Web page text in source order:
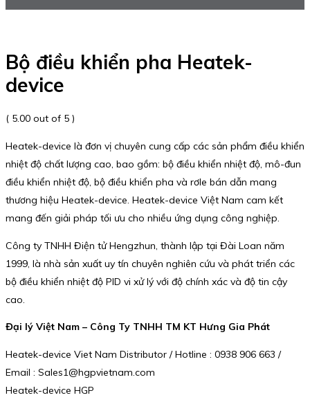
Bộ điều khiển pha Heatek-
device
( 5.00 out of 5 )
Heatek-device là đơn vị chuyên cung cấp các sản phẩm điều khiển
nhiệt độ chất lượng cao, bao gồm: bộ điều khiển nhiệt độ, mô-đun
điều khiển nhiệt độ, bộ điều khiển pha và rơle bán dẫn mang
thương hiệu Heatek-device. Heatek-device Việt Nam cam kết
mang đến giải pháp tối ưu cho nhiều ứng dụng công nghiệp.
Công ty TNHH Điện tử Hengzhun, thành lập tại Đài Loan năm
1999, là nhà sản xuất uy tín chuyên nghiên cứu và phát triển các
bộ điều khiển nhiệt độ PID vi xử lý với độ chính xác và độ tin cậy
cao.
Đại lý Việt Nam – Công Ty TNHH TM KT Hưng Gia Phát
Heatek-device Viet Nam Distributor / Hotline : 0938 906 663 /
Email : Sales1@hgpvietnam.com
Heatek-device HGP